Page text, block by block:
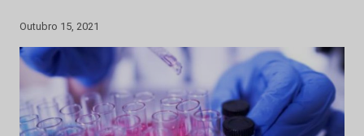
Outubro 15, 2021